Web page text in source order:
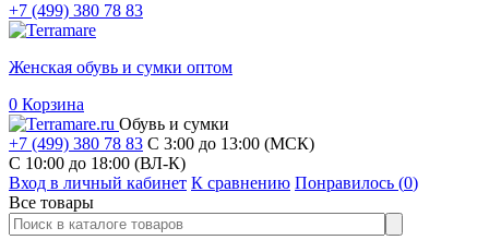
+7 (499) 380 78 83
Женская обувь и сумки оптом
0 Корзина
Обувь и сумки
+7 (499) 380 78 83 С 3:00 до 13:00 (МСК)
C 10:00 до 18:00 (ВЛ-К)
Вход в личный кабинет К сравнению Понравилось (0)
Все товары